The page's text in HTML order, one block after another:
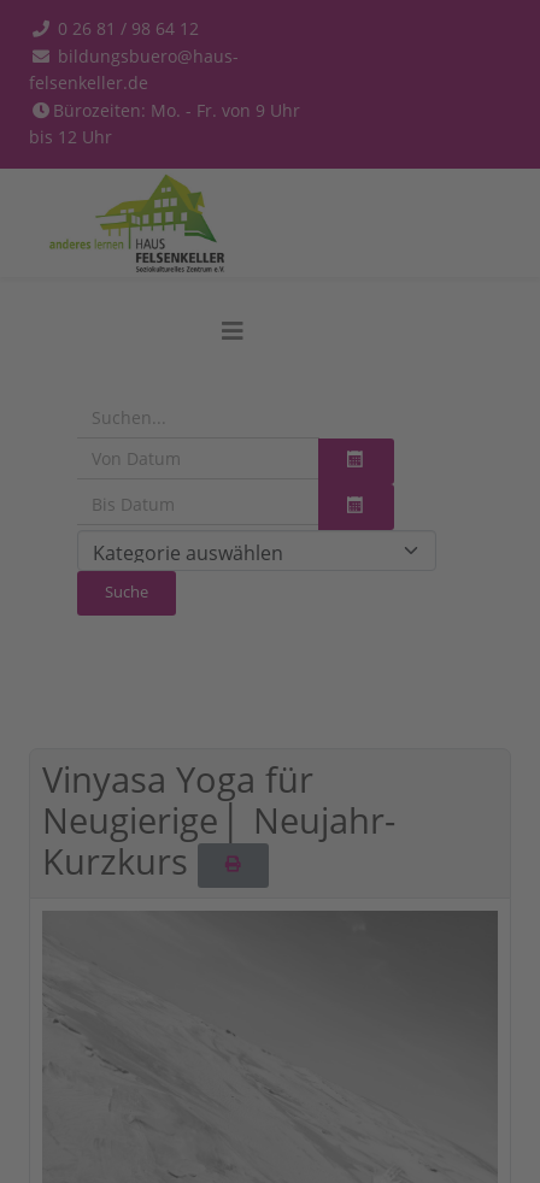
0 26 81 / 98 64 12
bildungsbuero@haus-
felsenkeller.de
Bürozeiten: Mo. - Fr. von 9 Uhr
bis 12 Uhr
Kalender öffnen
Kalender öffnen
Vinyasa Yoga für
Neugierige│ Neujahr-
Kurzkurs